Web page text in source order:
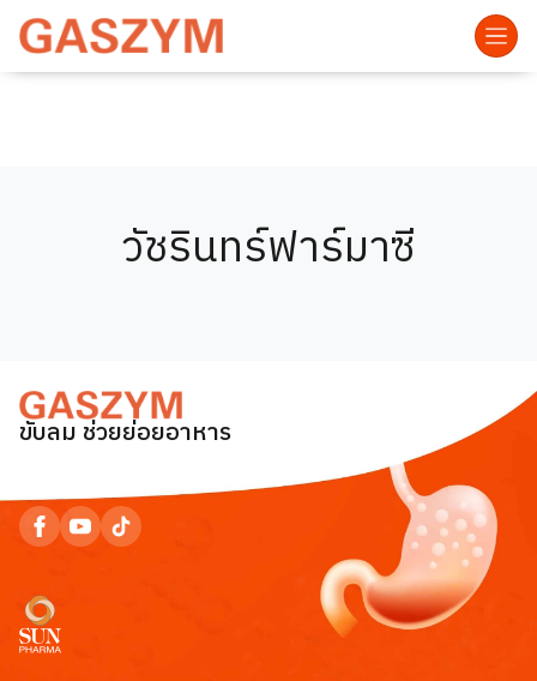
วัชรินทร์ฟาร์มาซี
ขับลม ช่วยย่อยอาหาร